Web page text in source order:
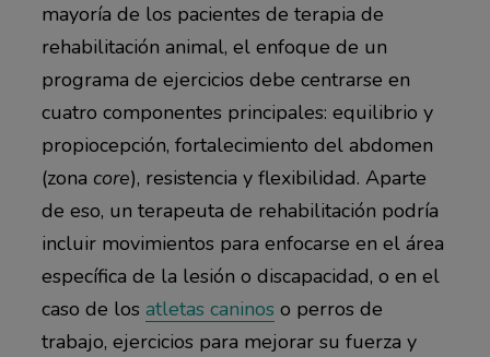
mayoría de los pacientes de terapia de
rehabilitación animal, el enfoque de un
programa de ejercicios debe centrarse en
cuatro componentes principales: equilibrio y
propiocepción, fortalecimiento del abdomen
(zona core), resistencia y flexibilidad. Aparte
de eso, un terapeuta de rehabilitación podría
incluir movimientos para enfocarse en el área
específica de la lesión o discapacidad, o en el
caso de los atletas caninos o perros de
trabajo, ejercicios para mejorar su fuerza y